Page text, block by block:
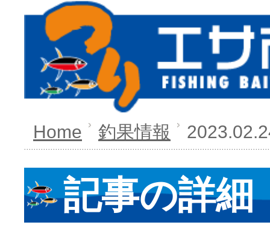
Home 釣果情報
記事の詳細